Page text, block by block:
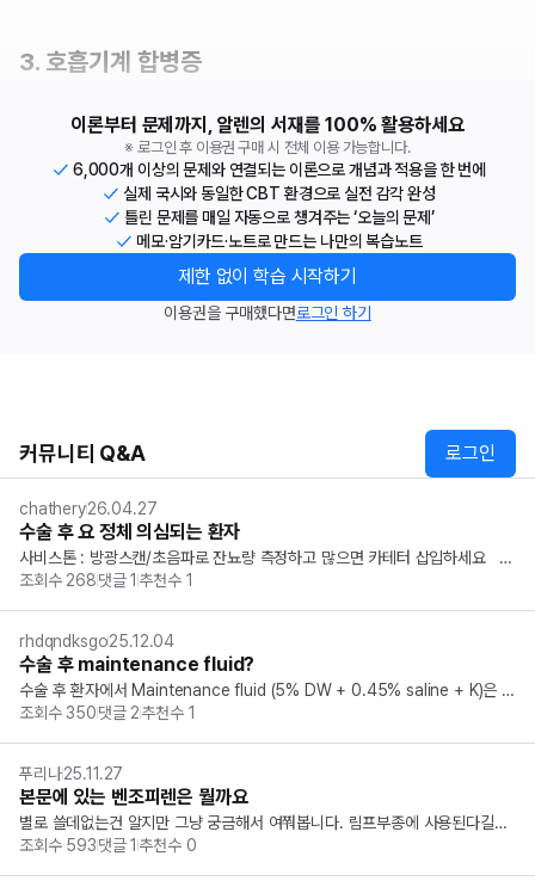
3. 호흡기계 합병증
이론부터 문제까지, 알렌의 서재를 100% 활용하세요
※ 로그인 후 이용권 구매 시 전체 이용 가능합니다.
6,000개 이상의 문제와 연결되는 이론으로 개념과 적용을 한 번에
실제 국시와 동일한 CBT 환경으로 실전 감각 완성
틀린 문제를 매일 자동으로 챙겨주는 ‘오늘의 문제’
메모·암기카드·노트로 만드는 나만의 복습노트
제한 없이 학습 시작하기
이용권을 구매했다면로그인 하기
커뮤니티 Q&A 로그인
chathery26.04.27
수술 후 요 정체 의심되는 환자
사비스톤 : 방광스캔/초음파로 잔뇨량 측정하고 많으면 카테터 삽입하세요   알
렌 요로 폐색 알고리즘 : 방광스캔 or 도뇨관 삽입으로 잔뇨량 측정하세요   만
조회수 268댓글1추천수 1
rhdqndksgo25.12.04
수술 후 maintenance fluid?
수술 후 환자에서 Maintenance fluid (5% DW + 0.45% saline + K)은 정
확히 언제부터 투여하는 건가요? 수술 후에 hypovolemia가 발생하면 cryst
조회수350댓글 2추천수 1
푸리나25.11.27
본문에 있는 벤조피렌은 뭘까요
별로 쓸데없는건 알지만 그냥 궁금해서 여쭤봅니다. 림프부종에 사용된다길래
찾아봤는데 발암물질만 나오고 그나마 이름 비슷한 벤조피론도 이제 안쓴다는
조회수 593댓글1추천수 0